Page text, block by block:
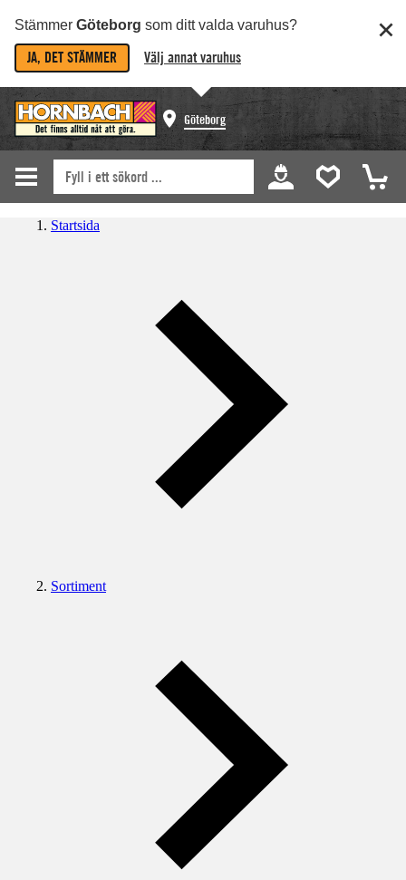
Stämmer Göteborg som ditt valda varuhus?
JA, DET STÄMMER Välj annat varuhus
Göteborg
Startsida
Sortiment